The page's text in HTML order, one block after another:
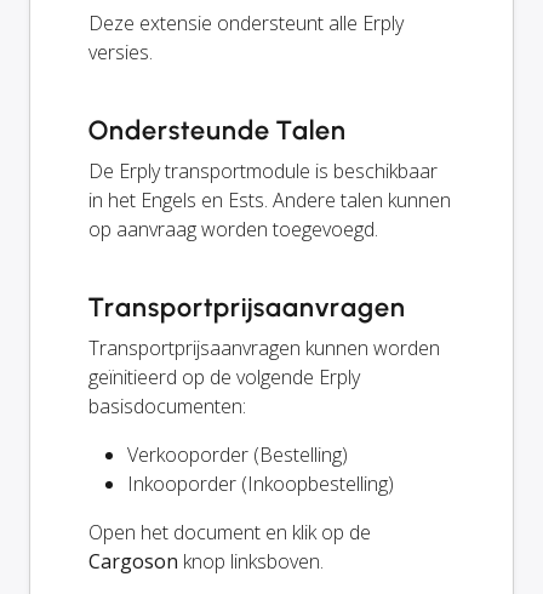
Deze extensie ondersteunt alle Erply
versies.
Ondersteunde Talen
De Erply transportmodule is beschikbaar
in het Engels en Ests. Andere talen kunnen
op aanvraag worden toegevoegd.
Transportprijsaanvragen
Transportprijsaanvragen kunnen worden
geïnitieerd op de volgende Erply
basisdocumenten:
Verkooporder (Bestelling)
Inkooporder (Inkoopbestelling)
Open het document en klik op de
Cargoson knop linksboven.